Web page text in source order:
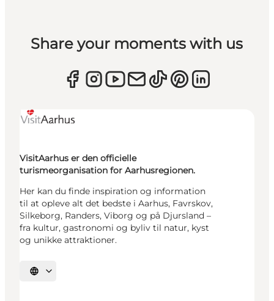
Share your moments with us
VisitAarhus er den officielle
turismeorganisation for Aarhusregionen.
Her kan du finde inspiration og information
til at opleve alt det bedste i Aarhus, Favrskov,
Silkeborg, Randers, Viborg og på Djursland –
fra kultur, gastronomi og byliv til natur, kyst
og unikke attraktioner.
Vælg sprog